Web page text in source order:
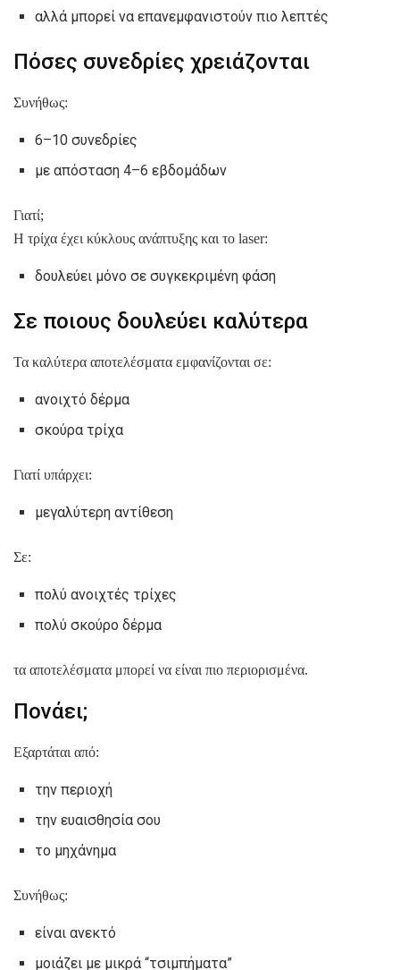
αλλά μπορεί να επανεμφανιστούν πιο λεπτές
Πόσες συνεδρίες χρειάζονται
Συνήθως:
6–10 συνεδρίες
με απόσταση 4–6 εβδομάδων
Γιατί;
Η τρίχα έχει κύκλους ανάπτυξης και το laser:
δουλεύει μόνο σε συγκεκριμένη φάση
Σε ποιους δουλεύει καλύτερα
Τα καλύτερα αποτελέσματα εμφανίζονται σε:
ανοιχτό δέρμα
σκούρα τρίχα
Γιατί υπάρχει:
μεγαλύτερη αντίθεση
Σε:
πολύ ανοιχτές τρίχες
πολύ σκούρο δέρμα
τα αποτελέσματα μπορεί να είναι πιο περιορισμένα.
Πονάει;
Εξαρτάται από:
την περιοχή
την ευαισθησία σου
το μηχάνημα
Συνήθως:
είναι ανεκτό
μοιάζει με μικρά “τσιμπήματα”